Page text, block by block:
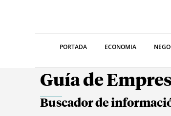
PORTADA ECONOMIA
Guía de
Buscador de